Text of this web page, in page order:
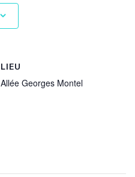
LIEU
Allée Georges Montel